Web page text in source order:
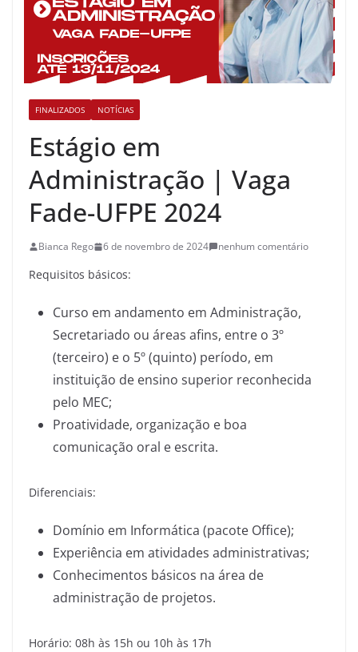
FINALIZADOS NOTÍCIAS
Estágio em
Administração | Vaga
Fade-UFPE 2024
Bianca Rego 6 de novembro de 2024 nenhum comentário
Requisitos básicos:
Curso em andamento em Administração,
Secretariado ou áreas afins, entre o 3º
(terceiro) e o 5º (quinto) período, em
instituição de ensino superior reconhecida
pelo MEC;
Proatividade, organização e boa
comunicação oral e escrita.
Diferenciais:
Domínio em Informática (pacote Office);
Experiência em atividades administrativas;
Conhecimentos básicos na área de
administração de projetos.
Horário: 08h às 15h ou 10h às 17h